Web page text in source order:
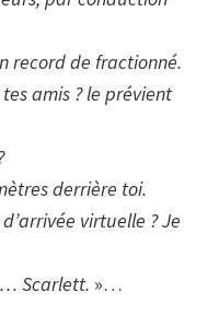
record de fractionné.
amis ? le prévient
derrière toi.
virtuelle ? Je
Scarlett. »…